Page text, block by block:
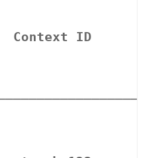
Context ID